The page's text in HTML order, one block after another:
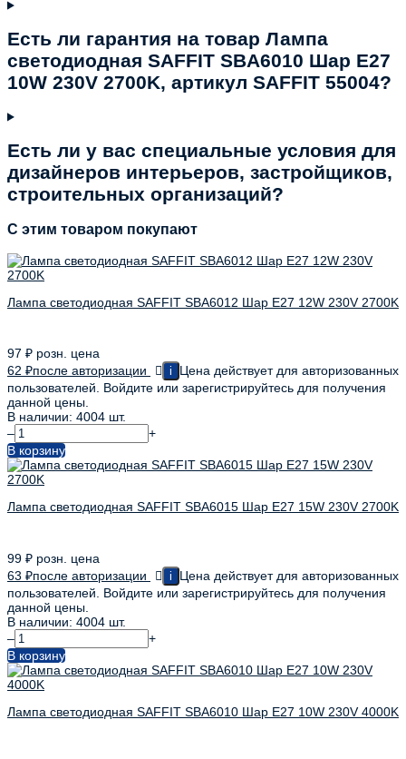
Есть ли гарантия на товар Лампа
светодиодная SAFFIT SBA6010 Шар E27
10W 230V 2700K, артикул SAFFIT 55004?
Есть ли у вас специальные условия для
дизайнеров интерьеров, застройщиков,
строительных организаций?
C этим товаром покупают
Лампа светодиодная SAFFIT SBA6012 Шар E27 12W 230V 2700K
97 ₽ розн. цена
62 ₽после авторизации i
Цена действует для авторизованных
пользователей. Войдите или зарегистрируйтесь для получения
данной цены.
В наличии: 4004 шт.
–
+
В корзину
Лампа светодиодная SAFFIT SBA6015 Шар E27 15W 230V 2700K
99 ₽ розн. цена
63 ₽после авторизации i
Цена действует для авторизованных
пользователей. Войдите или зарегистрируйтесь для получения
данной цены.
В наличии: 4004 шт.
–
+
В корзину
Лампа светодиодная SAFFIT SBA6010 Шар E27 10W 230V 4000K